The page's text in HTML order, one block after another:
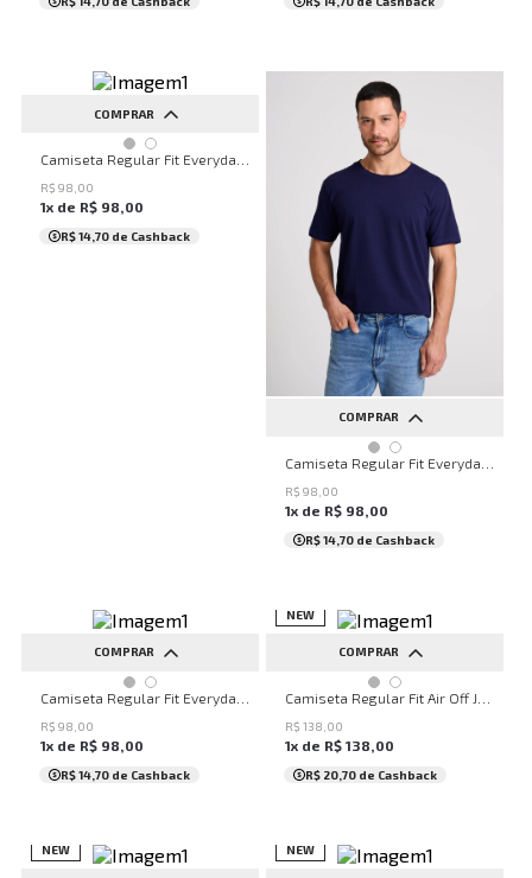
COMPRAR
PP P M G
R$ 98 00
1x de R$ 98,00
R$ 14,70 de Cashback
COMPRAR
PP P M G
R$ 98 00
1x de R$ 98 00
R$ 14,70 de Cashback
COMPRAR
PP P M
R$ 98 00
1x de R$ 98 00
R$ 14,70 de Cashback
NEW
COMPRAR
PP P M G GG
R$ 138 00
1x de R$ 138 00
R$ 20,70 de Cashback
NEW NEW